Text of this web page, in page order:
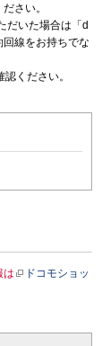
さい。
だいた場合は「d
線をお持ちでな
認ください。
は
ドコモショッ